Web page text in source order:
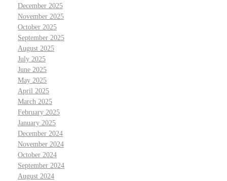
December 2025
November 2025
October 2025
September 2025
August 2025
July 2025
June 2025
May 2025
April 2025
March 2025
February 2025
January 2025
December 2024
November 2024
October 2024
September 2024
August 2024